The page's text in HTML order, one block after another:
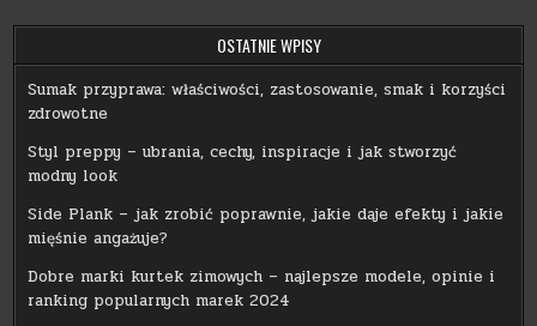
OSTATNIE WPISY
Sumak przyprawa: właściwości, zastosowanie, smak i korzyści
zdrowotne
Styl preppy – ubrania, cechy, inspiracje i jak stworzyć
modny look
Side Plank – jak zrobić poprawnie, jakie daje efekty i jakie
mięśnie angażuje?
Dobre marki kurtek zimowych – najlepsze modele, opinie i
ranking popularnych marek 2024